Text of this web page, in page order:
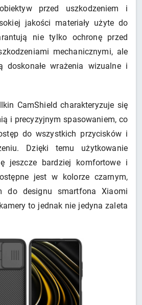
przed uszkodzeniem i
jakości materiały użyte do
nie tylko ochronę przed
mechanicznymi, ale
doskonałe wrażenia wizualne i
CamShield charakteryzuje się
i precyzyjnym spasowaniem, co
do wszystkich przycisków i
Dzięki temu użytkowanie
jeszcze bardziej komfortowe i
jest w kolorze czarnym,
do designu smartfona Xiaomi
to jednak nie jedyna zaleta